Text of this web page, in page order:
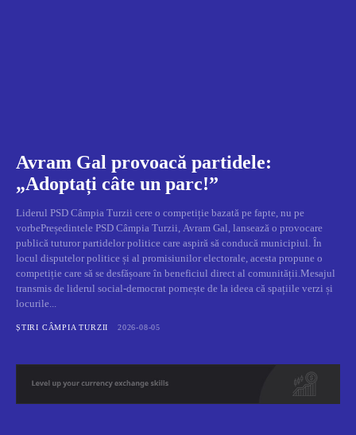
Avram Gal provoacă partidele:
„Adoptați câte un parc!”
Liderul PSD Câmpia Turzii cere o competiție bazată pe fapte, nu pe
vorbePreședintele PSD Câmpia Turzii, Avram Gal, lansează o provocare
publică tuturor partidelor politice care aspiră să conducă municipiul. În
locul disputelor politice și al promisiunilor electorale, acesta propune o
competiție care să se desfășoare în beneficiul direct al comunității.Mesajul
transmis de liderul social-democrat pornește de la ideea că spațiile verzi și
locurile...
ȘTIRI CÂMPIA TURZII 2026-08-05